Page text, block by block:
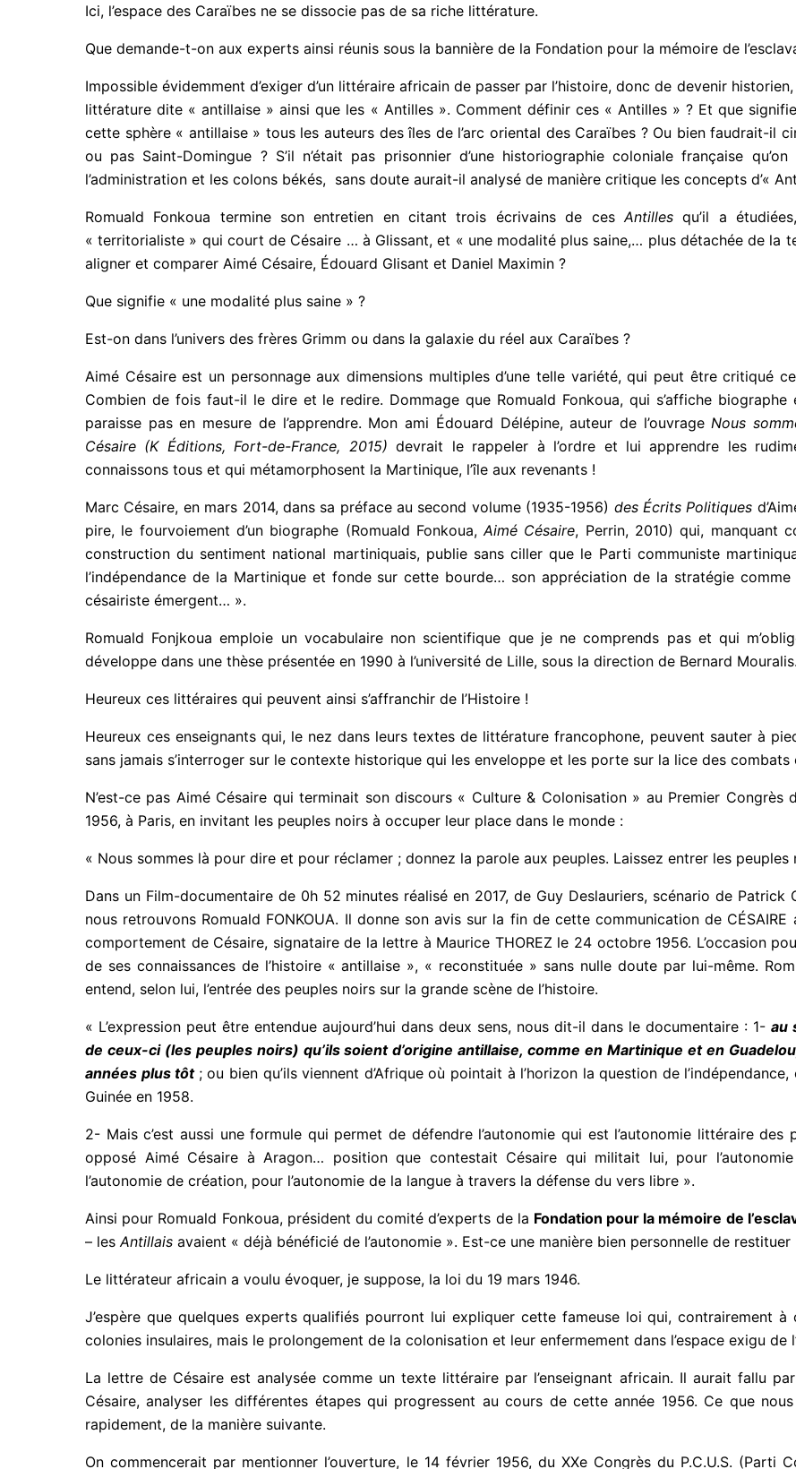
Ici, l’espace des Caraïbes ne se dissocie pas de sa riche littérature.
Que demande-t-on aux experts ainsi réunis sous la bannière de la Fondation pour la mémoire de
Impossible évidemment d’exiger d’un littéraire africain de passer par l’histoire, donc de devenir
littérature dite « antillaise » ainsi que les « Antilles ». Comment définir ces « Antilles » ? Et que
cette sphère « antillaise » tous les auteurs des îles de l’arc oriental des Caraïbes ? Ou bien faudrait-il
ou pas Saint-Domingue ? S’il n’était pas prisonnier d’une historiographie coloniale française
l’administration et les colons békés, sans doute aurait-il analysé de manière critique les concepts d’«
Romuald Fonkoua termine son entretien en citant trois écrivains de ces Antillesqu’il a
« territorialiste » qui court de Césaire … à Glissant, et « une modalité plus saine,… plus détachée de la
aligner et comparer Aimé Césaire, Édouard Glisant et Daniel Maximin ?
Que signifie « une modalité plus saine » ?
Est-on dans l’univers des frères Grimm ou dans la galaxie du réel aux Caraïbes ?
Aimé Césaire est un personnage aux dimensions multiples d’une telle variété, qui peut être critiqué
Combien de fois faut-il le dire et le redire. Dommage que Romuald Fonkoua, qui s’affiche
paraisse pas en mesure de l’apprendre. Mon ami Édouard Délépine, auteur de l’ouvrage Nous
Césaire (K Éditions, Fort-de-France, 2015) devrait le rappeler à l’ordre et lui apprendre les
connaissons tous et qui métamorphosent la Martinique, l’île aux revenants !
Marc Césaire, en mars 2014, dans sa préface au second volume (1935-1956) des Écrits Politiques
pire, le fourvoiement d’un biographe (Romuald Fonkoua,Aimé Césaire, Perrin, 2010) qui, manquant
construction du sentiment national martiniquais, publie sans ciller que le Parti communiste
l’indépendance de la Martinique et fonde sur cette bourde… son appréciation de la stratégie
césairiste émergent… ».
Romuald Fonjkoua emploie un vocabulaire non scientifique que je ne comprends pas et qui
développe dans une thèse présentée en 1990 à l’université de Lille, sous la direction de Bernard Mouralis.
Heureux ces littéraires qui peuvent ainsi s’affranchir de l’Histoire !
Heureux ces enseignants qui, le nez dans leurs textes de littérature francophone, peuvent sauter à
sans jamais s’interroger sur le contexte historique qui les enveloppe et les porte sur la lice des combats
N’est-ce pas Aimé Césaire qui terminait son discours « Culture & Colonisation » au Premier
1956, à Paris, en invitant les peuples noirs à occuper leur place dans le monde :
« Nous sommes là pour dire et pour réclamer ; donnez la parole aux peuples. Laissez entrer les peuples
Dans un Film-documentaire de 0h 52 minutes réalisé en 2017, de Guy Deslauriers, scénario de
nous retrouvons Romuald FONKOUA. Il donne son avis sur la fin de cette communication de
comportement de Césaire, signataire de la lettre à Maurice THOREZ le 24 octobre 1956. L’occasion
de ses connaissances de l’histoire « antillaise », « reconstituée » sans nulle doute par lui-même.
entend, selon lui, l’entrée des peuples noirs sur la grande scène de l’histoire.
« L’expression peut être entendue aujourd’hui dans deux sens, nous dit-il dans le documentaire : 1- au
de ceux-ci (les peuples noirs) qu’ils soient d’origine antillaise, comme en Martinique et en
années plus tôt ; ou bien qu’ils viennent d’Afrique où pointait à l’horizon la question de
Guinée en 1958.
2- Mais c’est aussi une formule qui permet de défendre l’autonomie qui est l’autonomie littéraire
opposé Aimé Césaire à Aragon… position que contestait Césaire qui militait lui, pour
l’autonomie de création, pour l’autonomie de la langue à travers la défense du vers libre ».
Ainsi pour Romuald Fonkoua, président du comité d’experts de la Fondation pour la mémoire de
– les Antillais avaient « déjà bénéficié de l’autonomie ». Est-ce une manière bien personnelle de restituer
Le littérateur africain a voulu évoquer, je suppose, la loi du 19 mars 1946.
J’espère que quelques experts qualifiés pourront lui expliquer cette fameuse loi qui, contrairement à
colonies insulaires, mais le prolongement de la colonisation et leur enfermement dans l’espace exigu de
La lettre de Césaire est analysée comme un texte littéraire par l’enseignant africain. Il aurait fallu
Césaire, analyser les différentes étapes qui progressent au cours de cette année 1956. Ce que
rapidement, de la manière suivante.
On commencerait par mentionner l’ouverture, le 14 février 1956, du XXe Congrès du P.C.U.S. (Parti